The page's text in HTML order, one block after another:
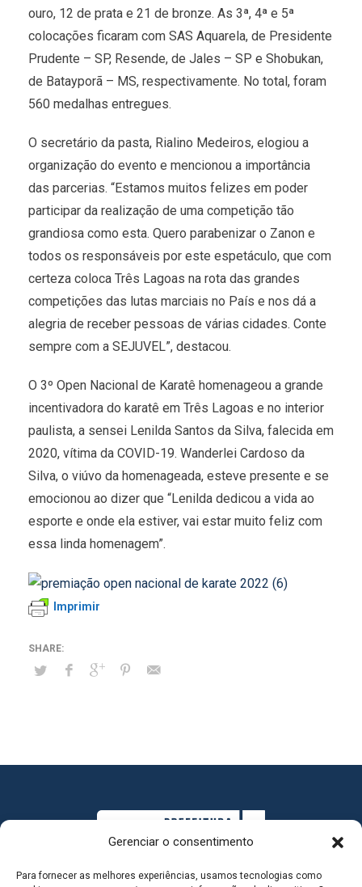
Gerenciar o consentimento
Para fornecer as melhores experiências, usamos tecnologias como
ouro, 12 de prata e 21 de bronze. As 3ª, 4ª e 5ª
colocações ficaram com SAS Aquarela, de Presidente
Prudente – SP, Resende, de Jales – SP e Shobukan,
de Batayporã – MS, respectivamente. No total, foram
560 medalhas entregues.
O secretário da pasta, Rialino Medeiros, elogiou a
organização do evento e mencionou a importância
das parcerias. “Estamos muitos felizes em poder
participar da realização de uma competição tão
grandiosa como esta. Quero parabenizar o Zanon e
todos os responsáveis por este espetáculo, que com
certeza coloca Três Lagoas na rota das grandes
competições das lutas marciais no País e nos dá a
alegria de receber pessoas de várias cidades. Conte
sempre com a SEJUVEL”, destacou.
O 3º Open Nacional de Karatê homenageou a grande
incentivadora do karatê em Três Lagoas e no interior
paulista, a sensei Lenilda Santos da Silva, falecida em
2020, vítima da COVID-19. Wanderlei Cardoso da
Silva, o viúvo da homenageada, esteve presente e se
emocionou ao dizer que “Lenilda dedicou a vida ao
esporte e onde ela estiver, vai estar muito feliz com
essa linda homenagem”.
Imprimir